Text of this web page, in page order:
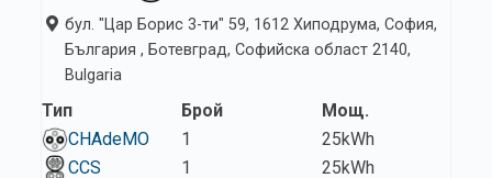
бул. "Цар Борис 3-ти" 59, 1612 Хиподрума, София,
България , Ботевград, Софийска област 2140,
Bulgaria
Тип
CHAdeMO
CCS
Брой
1
1
Мощ.
25kWh
25kWh